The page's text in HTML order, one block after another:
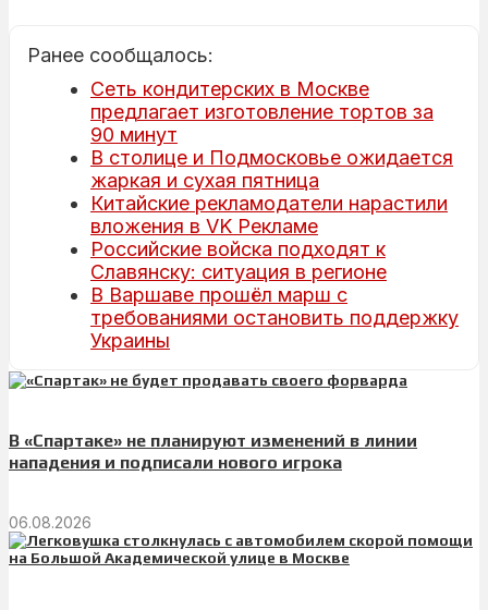
Ранее сообщалось:
Сеть кондитерских в Москве
предлагает изготовление тортов за
90 минут
В столице и Подмосковье ожидается
жаркая и сухая пятница
Китайские рекламодатели нарастили
вложения в VK Рекламе
Российские войска подходят к
Славянску: ситуация в регионе
В Варшаве прошёл марш с
требованиями остановить поддержку
Украины
В «Спартаке» не планируют изменений в линии
нападения и подписали нового игрока
06.08.2026